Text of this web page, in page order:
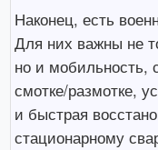
Наконец, есть
Для них важны не
но и мобильность,
смотке/размотке,
и быстрая
стационарному